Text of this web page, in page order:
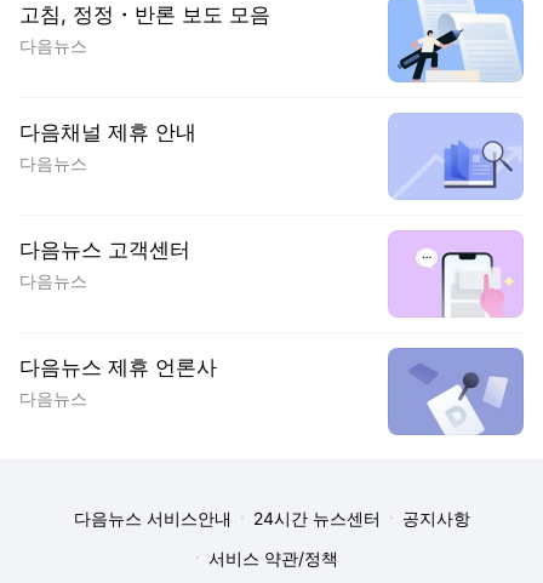
고침, 정정・반론 보도 모음
다음뉴스
다음채널 제휴 안내
다음뉴스
다음뉴스 고객센터
다음뉴스
다음뉴스 제휴 언론사
다음뉴스
다음뉴스 서비스안내 24시간 뉴스센터
공지사항
서비스 약관/정책